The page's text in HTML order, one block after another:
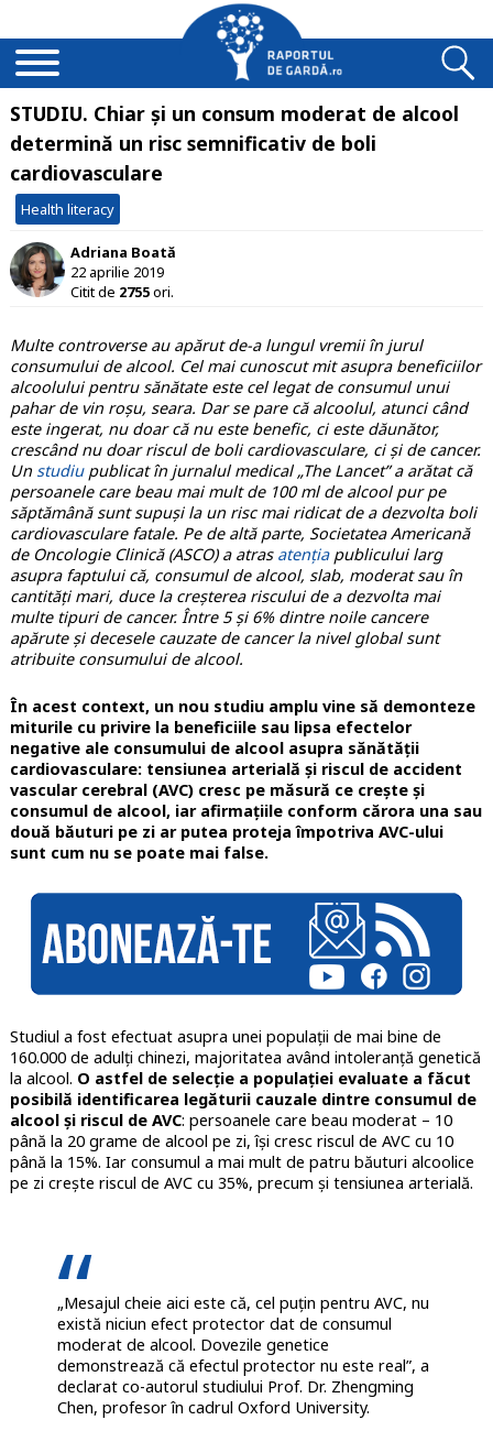
STUDIU. Chiar și un consum moderat de alcool
determină un risc semnificativ de boli
cardiovasculare
Health literacy
Adriana Boată
22 aprilie 2019
Citit de 2755ori.
Multe controverse au apărut de-a lungul vremii în jurul
consumului de alcool. Cel mai cunoscut mit asupra beneficiilor
alcoolului pentru sănătate este cel legat de consumul unui
pahar de vin roșu, seara. Dar se pare că alcoolul, atunci când
este ingerat, nu doar că nu este benefic, ci este dăunător,
crescând nu doar riscul de boli cardiovasculare, ci și de cancer.
Un studiupublicat în jurnalul medical „The Lancet” a arătat că
persoanele care beau mai mult de 100 ml de alcool pur pe
săptămână sunt supuși la un risc mai ridicat de a dezvolta boli
cardiovasculare fatale. Pe de altă parte, Societatea Americană
de Oncologie Clinică (ASCO) a atras atențiapublicului larg
asupra faptului că, consumul de alcool, slab, moderat sau în
cantități mari, duce la creșterea riscului de a dezvolta mai
multe tipuri de cancer. Între 5 și 6% dintre noile cancere
apărute și decesele cauzate de cancer la nivel global sunt
atribuite consumului de alcool.
În acest context, un nou studiu amplu vine să demonteze
miturile cu privire la beneficiile sau lipsa efectelor
negative ale consumului de alcool asupra sănătății
cardiovasculare: tensiunea arterială și riscul de accident
vascular cerebral (AVC) cresc pe măsură ce crește și
consumul de alcool, iar afirmațiile conform cărora una sau
două băuturi pe zi ar putea proteja împotriva AVC-ului
sunt cum nu se poate mai false.
Studiul a fost efectuat asupra unei populații de mai bine de
160.000 de adulți chinezi, majoritatea având intoleranță genetică
la alcool. O astfel de selecție a populației evaluate a făcut
posibilă identificarea legăturii cauzale dintre consumul de
alcool și riscul de AVC: persoanele care beau moderat – 10
până la 20 grame de alcool pe zi, își cresc riscul de AVC cu 10
până la 15%. Iar consumul a mai mult de patru băuturi alcoolice
pe zi crește riscul de AVC cu 35%, precum și tensiunea arterială.
„Mesajul cheie aici este că, cel puțin pentru AVC, nu
există niciun efect protector dat de consumul
moderat de alcool. Dovezile genetice
demonstrează că efectul protector nu este real”, a
declarat co-autorul studiului Prof. Dr. Zhengming
Chen, profesor în cadrul Oxford University.